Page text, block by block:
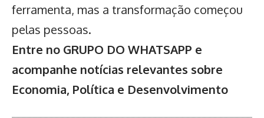
ferramenta, mas a transformação começou
pelas pessoas.
Entre no GRUPO DO WHATSAPP e
acompanhe notícias relevantes sobre
Economia, Política e Desenvolvimento